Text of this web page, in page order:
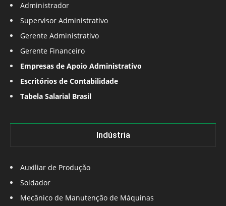
Administrador
Supervisor Administrativo
Gerente Administrativo
Gerente Financeiro
Empresas de Apoio Administrativo
Escritórios de Contabilidade
Tabela Salarial Brasil
Indústria
Auxiliar de Produção
Soldador
Mecânico de Manutenção de Máquinas